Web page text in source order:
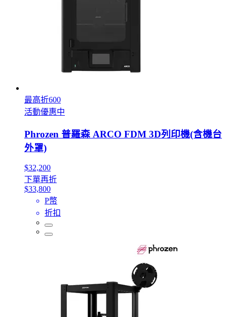
最高折600
活動優惠中
Phrozen 普羅森 ARCO FDM 3D列印機(含機台
外罩)
$32,200
下單再折
$33,800
P幣
折扣